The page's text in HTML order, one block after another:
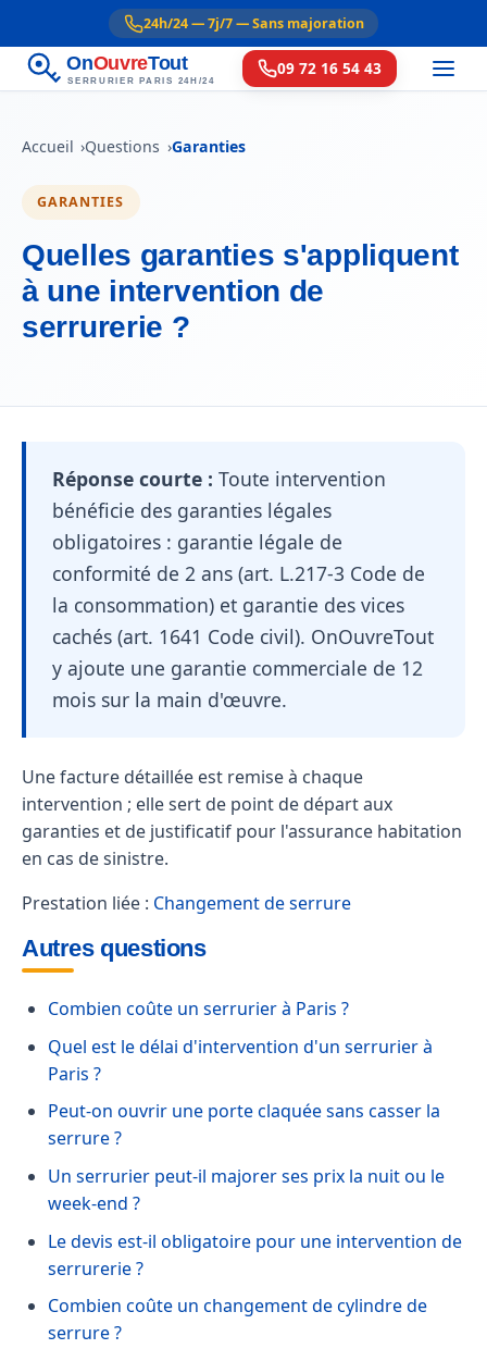
24h/24 — 7j/7 — Sans majoration
OnOuvreTout
SERRURIER PARIS 24H/24
09 72 16 54 43
Accueil Questions Garanties
GARANTIES
Quelles garanties s'appliquent
à une intervention de
serrurerie ?
Réponse courte : Toute intervention
bénéficie des garanties légales
obligatoires : garantie légale de
conformité de 2 ans (art. L.217-3 Code de
la consommation) et garantie des vices
cachés (art. 1641 Code civil). OnOuvreTout
y ajoute une garantie commerciale de 12
mois sur la main d'œuvre.
Une facture détaillée est remise à chaque
intervention ; elle sert de point de départ aux
garanties et de justificatif pour l'assurance habitation
en cas de sinistre.
Prestation liée : Changement de serrure
Autres questions
Combien coûte un serrurier à Paris ?
Quel est le délai d'intervention d'un serrurier à
Paris ?
Peut-on ouvrir une porte claquée sans casser la
serrure ?
Un serrurier peut-il majorer ses prix la nuit ou le
week-end ?
Le devis est-il obligatoire pour une intervention de
serrurerie ?
Combien coûte un changement de cylindre de
serrure ?